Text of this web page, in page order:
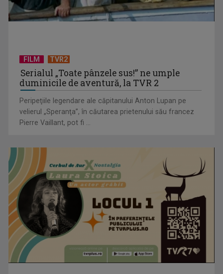
„Brazilia – întoarcerea la pădure”: salvarea vine din
înţelepciunea veche, ...
Tenis internațional la Târgu Mureș! TVR Sport transmite
finalele AXERIA Open ...
FILM TVR2
Serialul „Toate pânzele sus!” ne umple
duminicile de aventură, la TVR 2
Peripeţiile legendare ale căpitanului Anton Lupan pe
velierul „Speranţa”, în căutarea prietenului său francez
Pierre Vaillant, pot fi ...